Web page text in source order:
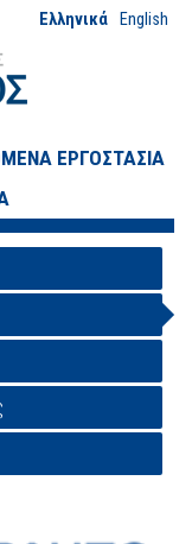
Ελληνικά English
ΕΡΓΟΣΤΑΣΙΑ